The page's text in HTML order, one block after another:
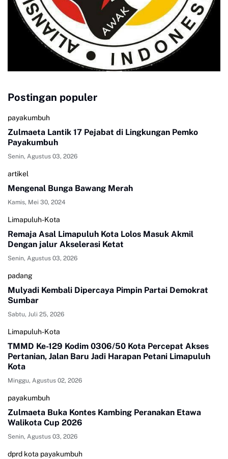
Postingan populer
payakumbuh
Zulmaeta Lantik 17 Pejabat di Lingkungan Pemko
Payakumbuh
Senin, Agustus 03, 2026
artikel
Mengenal Bunga Bawang Merah
Kamis, Mei 30, 2024
Limapuluh-Kota
Remaja Asal Limapuluh Kota Lolos Masuk Akmil
Dengan jalur Akselerasi Ketat
Senin, Agustus 03, 2026
padang
Mulyadi Kembali Dipercaya Pimpin Partai Demokrat
Sumbar
Sabtu, Juli 25, 2026
Limapuluh-Kota
TMMD Ke-129 Kodim 0306/50 Kota Percepat Akses
Pertanian, Jalan Baru Jadi Harapan Petani Limapuluh
Kota
Minggu, Agustus 02, 2026
payakumbuh
Zulmaeta Buka Kontes Kambing Peranakan Etawa
Walikota Cup 2026
Senin, Agustus 03, 2026
dprd kota payakumbuh